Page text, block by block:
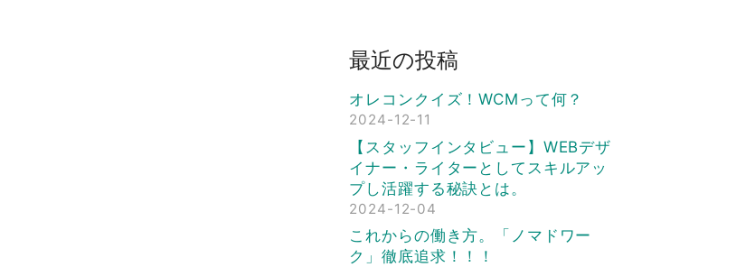
最近の投稿
オレコンクイズ！WCMって何？
2024-12-11
【スタッフインタビュー】WEBデザ
イナー・ライターとしてスキルアッ
プし活躍する秘訣とは。
2024-12-04
これからの働き方。「ノマドワー
ク」徹底追求！！！